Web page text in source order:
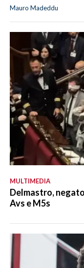
Mauro Madeddu
MULTIMEDIA
Delmastro,
Avs e M5s